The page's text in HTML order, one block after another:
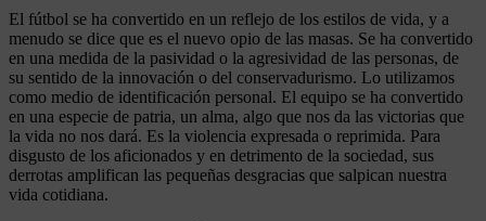
El fútbol se ha convertido en un reflejo de los estilos de vida, y a
menudo se dice que es el nuevo opio de las masas. Se ha convertido
en una medida de la pasividad o la agresividad de las personas, de
su sentido de la innovación o del conservadurismo. Lo utilizamos
como medio de identificación personal. El equipo se ha convertido
en una especie de patria, un alma, algo que nos da las victorias que
la vida no nos dará. Es la violencia expresada o reprimida. Para
disgusto de los aficionados y en detrimento de la sociedad, sus
derrotas amplifican las pequeñas desgracias que salpican nuestra
vida cotidiana.